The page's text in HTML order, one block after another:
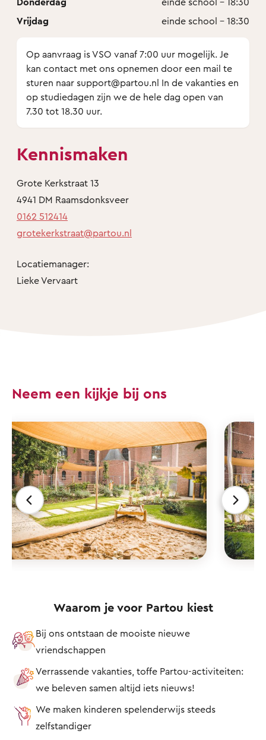
Vrijdag
einde school - 18:30
Op aanvraag is VSO vanaf 7:00 uur mogelijk. Je
kan contact met ons opnemen door een mail te
sturen naar support@partou.nl In de vakanties en
op studiedagen zijn we de hele dag open van
7.30 tot 18.30 uur.
Kennismaken
Grote Kerkstraat 13
4941 DM Raamsdonksveer
0162 512414
grotekerkstraat@partou.nl
Locatiemanager:
Lieke Vervaart
Neem een kijkje bij ons
Waarom je voor Partou kiest
Bij ons ontstaan de mooiste nieuwe
vriendschappen
Verrassende vakanties, toffe Partou-activiteiten:
we beleven samen altijd iets nieuws!
We maken kinderen spelenderwijs steeds
zelfstandiger